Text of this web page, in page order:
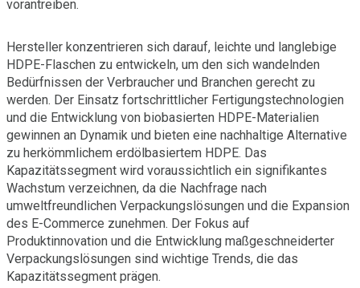
vorantreiben.
Hersteller konzentrieren sich darauf, leichte und langlebige
HDPE-Flaschen zu entwickeln, um den sich wandelnden
Bedürfnissen der Verbraucher und Branchen gerecht zu
werden. Der Einsatz fortschrittlicher Fertigungstechnologien
und die Entwicklung von biobasierten HDPE-Materialien
gewinnen an Dynamik und bieten eine nachhaltige Alternative
zu herkömmlichem erdölbasiertem HDPE. Das
Kapazitätssegment wird voraussichtlich ein signifikantes
Wachstum verzeichnen, da die Nachfrage nach
umweltfreundlichen Verpackungslösungen und die Expansion
des E-Commerce zunehmen. Der Fokus auf
Produktinnovation und die Entwicklung maßgeschneiderter
Verpackungslösungen sind wichtige Trends, die das
Kapazitätssegment prägen.